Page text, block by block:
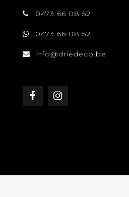
0473 66 08 52
0473 66 08 52
info@driedeco.be